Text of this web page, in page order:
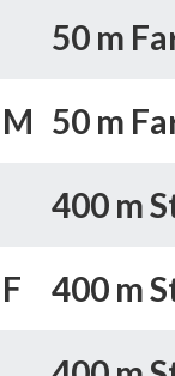
50 m
50 m
400 m
400 m